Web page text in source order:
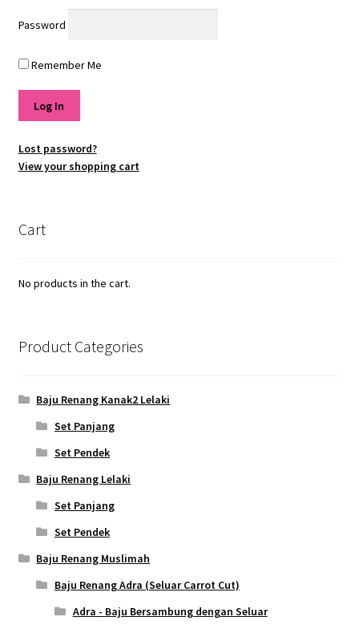
Password
Remember Me
Lost password?
View your shopping cart
Cart
No products in the cart.
Product Categories
Baju Renang Kanak2 Lelaki
Set Panjang
Set Pendek
Baju Renang Lelaki
Set Panjang
Set Pendek
Baju Renang Muslimah
Baju Renang Adra (Seluar Carrot Cut)
Adra - Baju Bersambung dengan Seluar